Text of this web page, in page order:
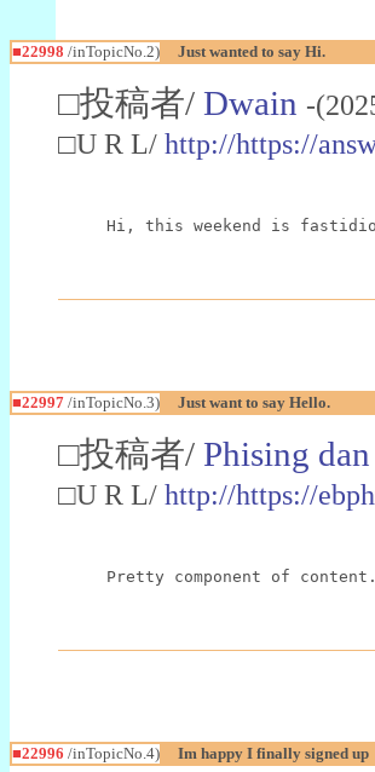
■22998 /inTopicNo.2) Just wanted to say Hi.
□投稿者/ Dwain -
□U R L/ http://https://
Hi, this weekend is
■22997 /inTopicNo.3) Just want to say Hello.
□投稿者/ Phising dan
□U R L/ http://https://
Pretty component of
■22996 /inTopicNo.4) Im happy I finally signed up